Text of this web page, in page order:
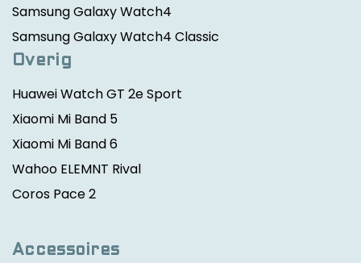
Samsung Galaxy Watch4
Samsung Galaxy Watch4 Classic
Overig
Huawei Watch GT 2e Sport
Xiaomi Mi Band 5
Xiaomi Mi Band 6
Wahoo ELEMNT Rival
Coros Pace 2
Accessoires